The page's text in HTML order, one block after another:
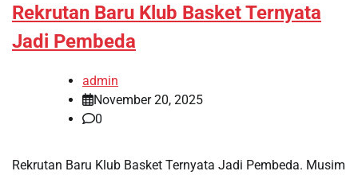
Rekrutan Baru Klub Basket Ternyata
Jadi Pembeda
admin
November 20, 2025
0
Rekrutan Baru Klub Basket Ternyata Jadi Pembeda. Musim